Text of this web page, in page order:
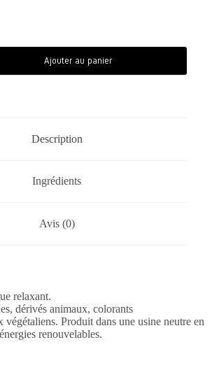
Ajouter au panier
Description
Ingrédients
Avis (0)
relaxant.
dérivés animaux, colorants
Produit dans une usine neutre en
renouvelables.